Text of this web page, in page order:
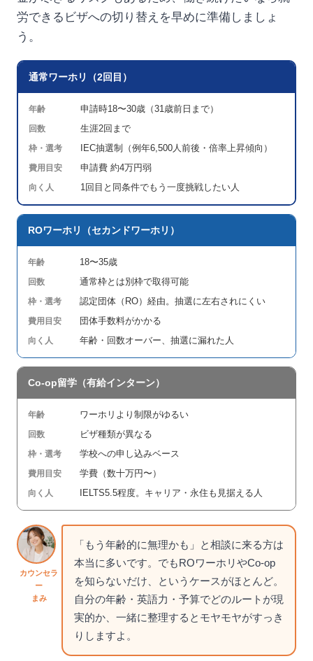
労できるビザへの切り替えを早めに準備しましょ
う。
通常ワーホリ（2回目）
年齢 申請時18〜30歳（31歳前日まで）
回数 生涯2回まで
枠・選考 IEC抽選制（例年6,500人前後・倍率上昇傾向）
費用目安 申請費 約4万円弱
向く人 1回目と同条件でもう一度挑戦したい人
ROワーホリ（セカンドワーホリ）
年齢 18〜35歳
回数 通常枠とは別枠で取得可能
枠・選考 認定団体（RO）経由。抽選に左右されにくい
費用目安 団体手数料がかかる
向く人 年齢・回数オーバー、抽選に漏れた人
Co-op留学（有給インターン）
年齢 ワーホリより制限がゆるい
回数 ビザ種類が異なる
枠・選考 学校への申し込みベース
費用目安 学費（数十万円〜）
向く人 IELTS5.5程度。キャリア・永住も見据える人
カウンセラ
ー
まみ
「もう年齢的に無理かも」と相談に来る方は
本当に多いです。でもROワーホリやCo-op
を知らないだけ、というケースがほとんど。
自分の年齢・英語力・予算でどのルートが現
実的か、一緒に整理するとモヤモヤがすっき
りしますよ。